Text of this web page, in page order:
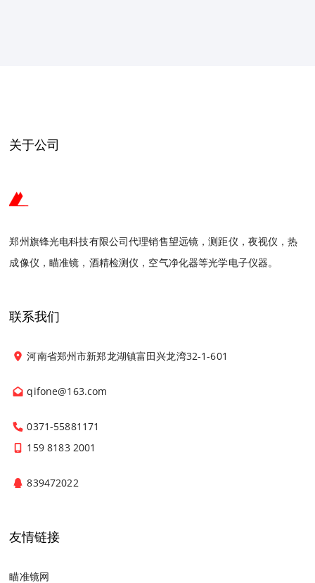
关于公司
郑州旗锋光电科技有限公司代理销售望远镜，测距仪，夜视仪，热
成像仪，瞄准镜，酒精检测仪，空气净化器等光学电子仪器。
联系我们
河南省郑州市新郑龙湖镇富田兴龙湾32-1-601
qifone@163.com
0371-55881171
159 8183 2001
839472022
友情链接
瞄准镜网